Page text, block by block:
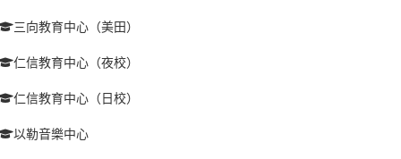
三向教育中心（美田）
仁信教育中心（夜校）
仁信教育中心（日校）
以勒音樂中心